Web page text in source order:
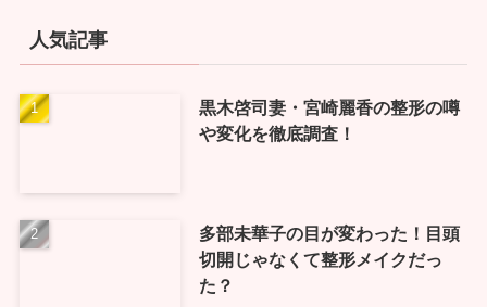
人気記事
黒木啓司妻・宮崎麗香の整形の噂
や変化を徹底調査！
多部未華子の目が変わった！目頭
切開じゃなくて整形メイクだっ
た？